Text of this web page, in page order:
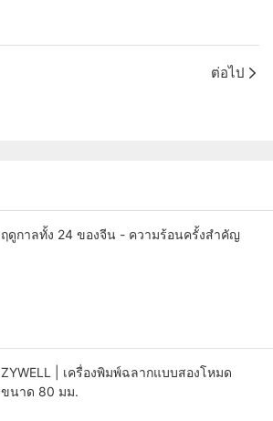
ต่อไป
ฤดูกาลทั้ง 24 ของจีน - ความร้อนครั้งสำคัญ
ZYWELL | เครื่องพิมพ์ฉลากแบบสองโหมด
ขนาด 80 มม.